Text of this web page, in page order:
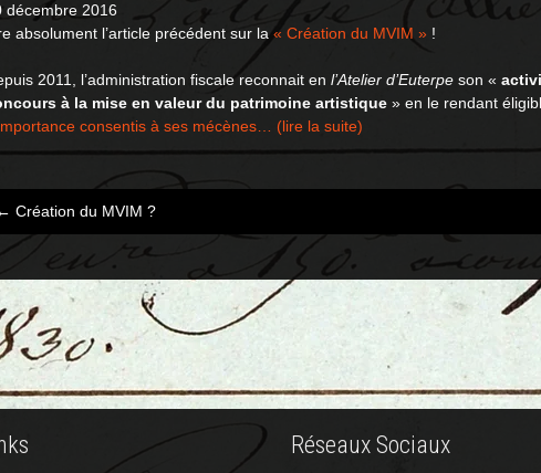
décembre 2016
absolument l’article précédent sur la« Création du MVIM » !
2011, l’administration fiscale reconnait enl’Atelier d’Euterpe son «
à la mise en valeur du patrimoine artistique » en le rendant
consentis à ses mécènes… (lire la suite)
Post
navigation
← Création du MVIM ?
Réseaux Sociaux